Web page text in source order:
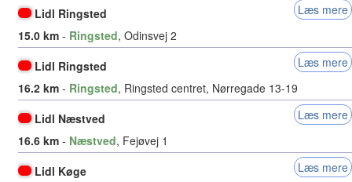
Lidl Ringsted
Læs mere
15.0 km - Ringsted, Odinsvej 2
Lidl Ringsted
Læs mere
16.2 km - Ringsted, Ringsted centret, Nørregade 13-19
Lidl Næstved
Læs mere
16.6 km - Næstved, Fejøvej 1
Lidl Køge
Læs mere